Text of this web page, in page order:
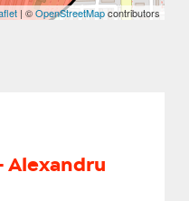
| ©OpenStreetMapcontributors
Alexandru